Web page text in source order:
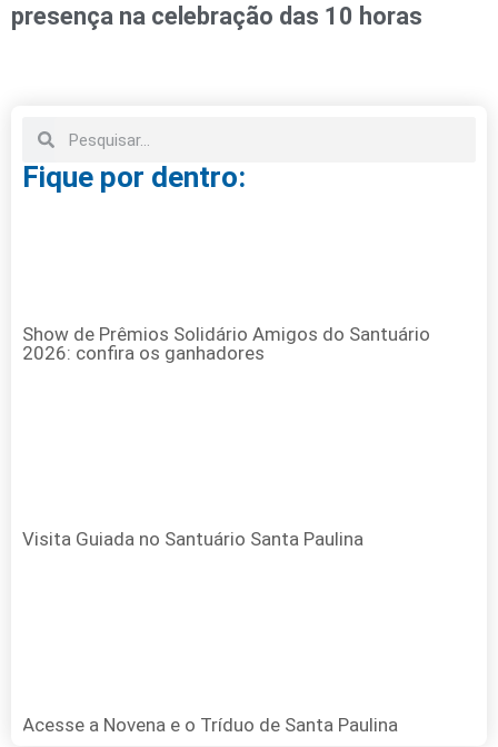
presença na celebração das 10 horas
Fique por dentro:
Show de Prêmios Solidário Amigos do Santuário
2026: confira os ganhadores
Visita Guiada no Santuário Santa Paulina
Acesse a Novena e o Tríduo de Santa Paulina